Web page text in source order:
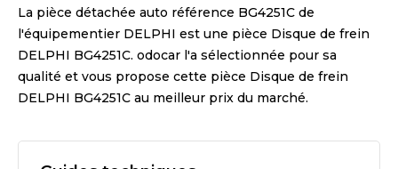
La pièce détachée auto référence BG4251C de
l'équipementier DELPHI est une pièce Disque de frein
DELPHI BG4251C. odocar l'a sélectionnée pour sa
qualité et vous propose cette pièce Disque de frein
DELPHI BG4251C au meilleur prix du marché.